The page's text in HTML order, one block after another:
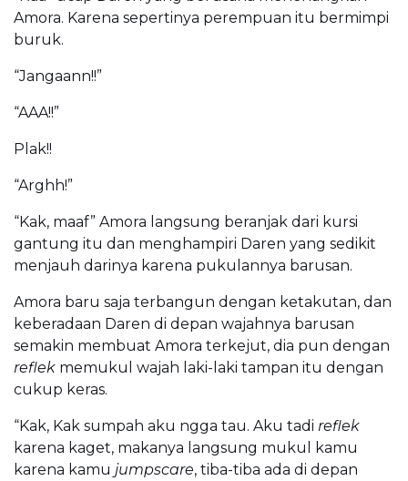
Amora. Karena sepertinya perempuan itu bermimpi
buruk.
“Jangaann!!”
“AAA!!”
Plak!!
“Arghh!”
“Kak, maaf” Amora langsung beranjak dari kursi
gantung itu dan menghampiri Daren yang sedikit
menjauh darinya karena pukulannya barusan.
Amora baru saja terbangun dengan ketakutan, dan
keberadaan Daren di depan wajahnya barusan
semakin membuat Amora terkejut, dia pun dengan
reflek memukul wajah laki-laki tampan itu dengan
cukup keras.
“Kak, Kak sumpah aku ngga tau. Aku tadi reflek
karena kaget, makanya langsung mukul kamu
karena kamu jumpscare, tiba-tiba ada di depan